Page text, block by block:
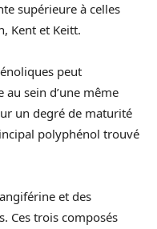
supérieure à celles
Kent et Keitt.
peut
sein d’une même
un degré de maturité
polyphénol trouvé
et des
Ces trois composés